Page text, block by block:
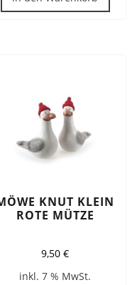
KNUT KLEIN
ROTE MÜTZE
9,50€
inkl. 7 % MwSt.